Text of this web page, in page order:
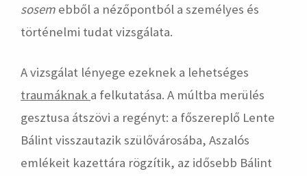
sosem ebből a nézőpontból a személyes és
történelmi tudat vizsgálata.
A vizsgálat lényege ezeknek a lehetséges
traumáknak a felkutatása. A múltba merülés
gesztusa átszövi a regényt: a főszereplő Lente
Bálint visszautazik szülővárosába, Aszalós
emlékeit kazettára rögzítik, az idősebb Bálint